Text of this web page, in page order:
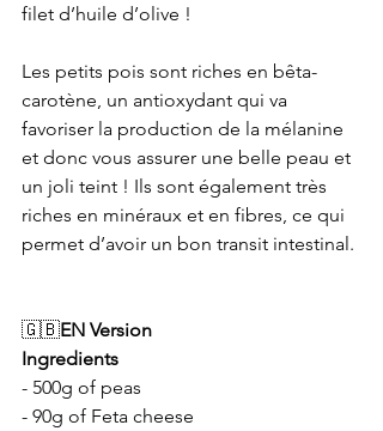
filet d’huile d’olive !
Les petits pois sont riches en bêta-
carotène, un antioxydant qui va
favoriser la production de la mélanine
et donc vous assurer une belle peau et
un joli teint ! Ils sont également très
riches en minéraux et en fibres, ce qui
permet d’avoir un bon transit intestinal.
🇬🇧EN Version
Ingredients
- 500g of peas
- 90g of Feta cheese